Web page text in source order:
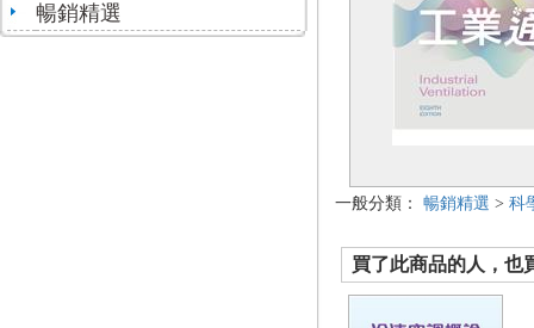
暢銷精選
一般分類： 暢銷精選 > 科
買了此商品的人，也